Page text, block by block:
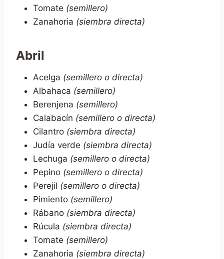
Tomate (semillero)
Zanahoria (siembra directa)
Abril
Acelga (semillero o directa)
Albahaca (semillero)
Berenjena (semillero)
Calabacín (semillero o directa)
Cilantro (siembra directa)
Judía verde (siembra directa)
Lechuga (semillero o directa)
Pepino (semillero o directa)
Perejil (semillero o directa)
Pimiento (semillero)
Rábano (siembra directa)
Rúcula (siembra directa)
Tomate (semillero)
Zanahoria (siembra directa)